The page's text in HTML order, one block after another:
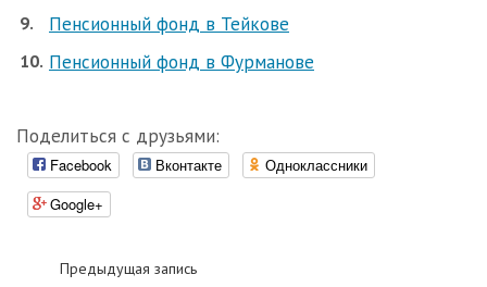
Пенсионный фонд в Тейкове
Пенсионный фонд в Фурманове
Поделиться с друзьями:
Facebook Вконтакте
Одноклассники
Google+
Предыдущая запись